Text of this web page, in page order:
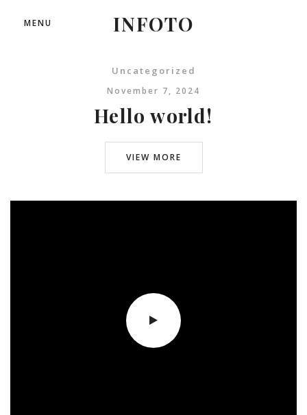
INFOTO
MENU
Uncategorized
November 7, 2024
Hello world!
VIEW MORE